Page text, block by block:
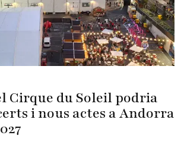
Cirque du Soleil podria
i nous actes a Andorra